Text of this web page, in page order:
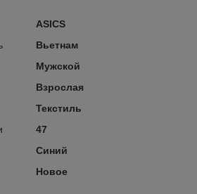
ASICS
Вьетнам
Мужской
Взрослая
Текстиль
47
Синий
Новое